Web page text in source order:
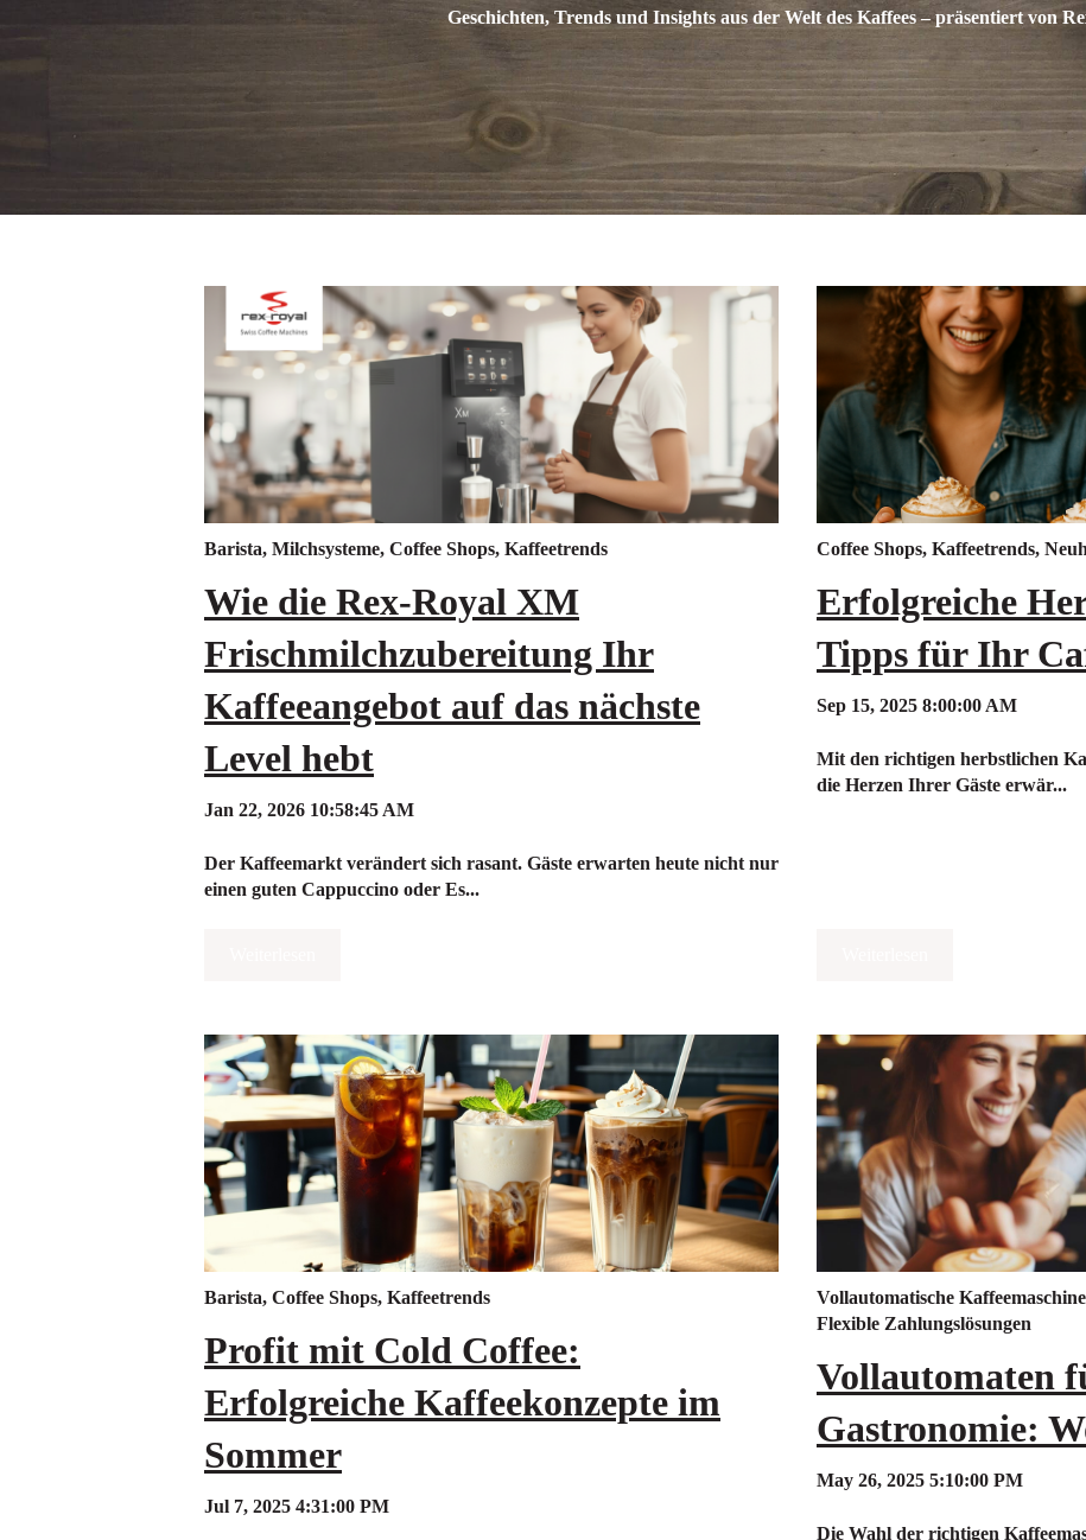
Geschichten, Trends und Insights aus der Welt des Kaffees – präsentiert von
Barista, Milchsysteme, Coffee Shops, Kaffeetrends
Wie die Rex-Royal XM
Frischmilchzubereitung Ihr
Kaffeeangebot auf das nächste
Level hebt
Jan 22, 2026 10:58:45 AM
Der Kaffeemarkt verändert sich rasant. Gäste erwarten heute nicht nur
einen guten Cappuccino oder Es...
Coffee Shops, Kaffeetrends,
Erfolgreiche
Tipps für Ihr
Sep 15, 2025 8:00:00 AM
Mit den richtigen herbstlichen
die Herzen Ihrer Gäste erwär...
Barista, Coffee Shops, Kaffeetrends
Profit mit Cold Coffee:
Erfolgreiche Kaffeekonzepte im
Sommer
Jul 7, 2025 4:31:00 PM
Vollautomatische
Flexible Zahlungslösungen
Vollautomaten
Gastronomie:
May 26, 2025 5:10:00 PM
Die Wahl der richtigen